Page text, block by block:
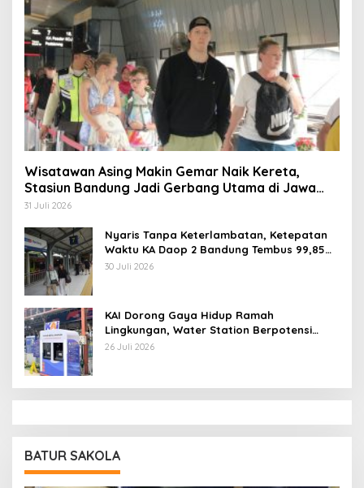
Wisatawan Asing Makin Gemar Naik Kereta,
Stasiun Bandung Jadi Gerbang Utama di Jawa
Barat
31 Juli 2026
Nyaris Tanpa Keterlambatan, Ketepatan
Waktu KA Daop 2 Bandung Tembus 99,85
Persen
30 Juli 2026
KAI Dorong Gaya Hidup Ramah
Lingkungan, Water Station Berpotensi
Kurangi 2,99 Juta Botol Plastik
26 Juli 2026
BATUR SAKOLA